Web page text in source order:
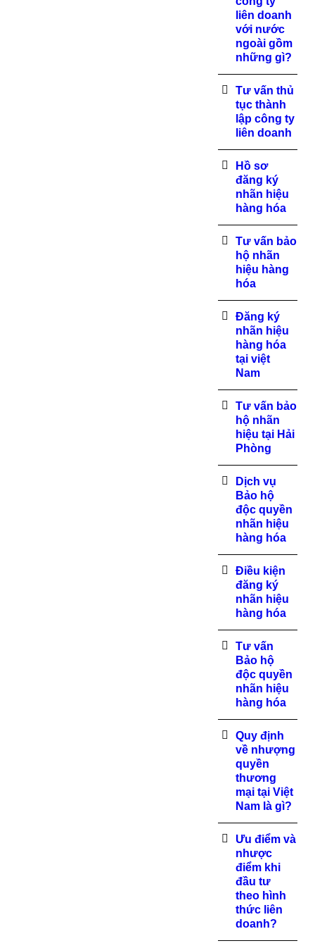
liên doanh
với nước
ngoài gồm
những gì?
Tư vấn thủ
tục thành
lập công ty
liên doanh
Hồ sơ
đăng ký
nhãn hiệu
hàng hóa
Tư vấn bảo
hộ nhãn
hiệu hàng
hóa
Đăng ký
nhãn hiệu
hàng hóa
tại việt
Nam
Tư vấn bảo
hộ nhãn
hiệu tại Hải
Phòng
Dịch vụ
Bảo hộ
độc quyền
nhãn hiệu
hàng hóa
Điều kiện
đăng ký
nhãn hiệu
hàng hóa
Tư vấn
Bảo hộ
độc quyền
nhãn hiệu
hàng hóa
Quy định
về nhượng
quyền
thương
mại tại Việt
Nam là gì?
Ưu điểm và
nhược
điểm khi
đầu tư
theo hình
thức liên
doanh?